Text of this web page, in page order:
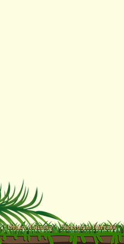
Отдых Тайланд Экскурсии Паттайя